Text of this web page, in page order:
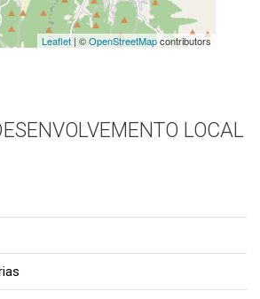
Leaflet| ©OpenStreetMapcontributors
LOCAL